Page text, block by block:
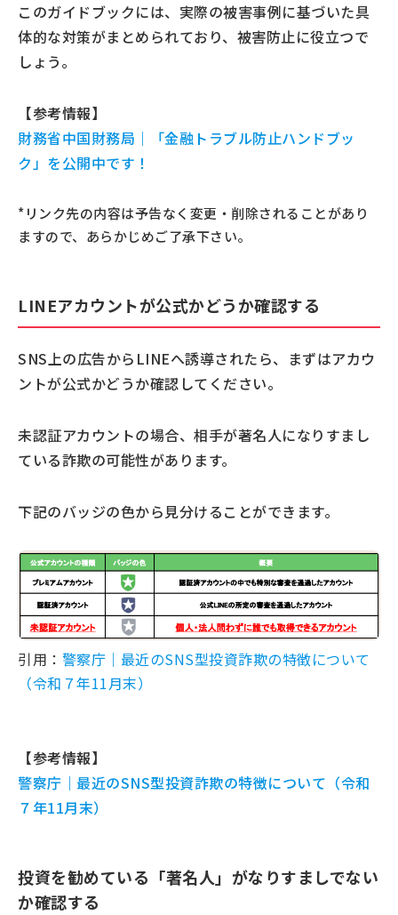
このガイドブックには、実際の被害事例に基づいた具
体的な対策がまとめられており、被害防止に役立つで
しょう。
【参考情報】
財務省中国財務局｜「金融トラブル防止ハンドブッ
ク」を公開中です！
*リンク先の内容は予告なく変更・削除されることがあり
ますので、あらかじめご了承下さい。
LINEアカウントが公式かどうか確認する
SNS上の広告からLINEへ誘導されたら、まずはアカウ
ントが公式かどうか確認してください。
未認証アカウントの場合、相手が著名人になりすまし
ている詐欺の可能性があります。
下記のバッジの色から見分けることができます。
引用： 警察庁｜最近のSNS型投資詐欺の特徴について
（令和７年11月末）
【参考情報】
警察庁｜最近のSNS型投資詐欺の特徴について（令和
７年11月末）
投資を勧めている「著名人」がなりすましでない
か確認する